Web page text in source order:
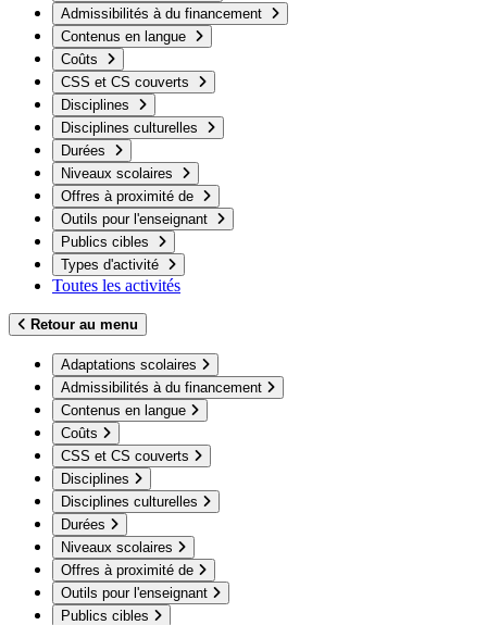
Admissibilités à du financement
Contenus en langue
Coûts
CSS et CS couverts
Disciplines
Disciplines culturelles
Durées
Niveaux scolaires
Offres à proximité de
Outils pour l'enseignant
Publics cibles
Types d'activité
Toutes les activités
Retour au menu
Adaptations scolaires
Admissibilités à du financement
Contenus en langue
Coûts
CSS et CS couverts
Disciplines
Disciplines culturelles
Durées
Niveaux scolaires
Offres à proximité de
Outils pour l'enseignant
Publics cibles